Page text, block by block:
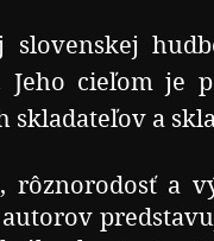
cieľom je
a
a